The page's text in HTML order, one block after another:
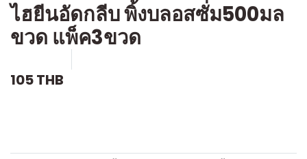
ไฮยีนอัดกลีบ พิ้งบลอสซั่ม500มล
ขวด แพ็ค3ขวด
105 THB